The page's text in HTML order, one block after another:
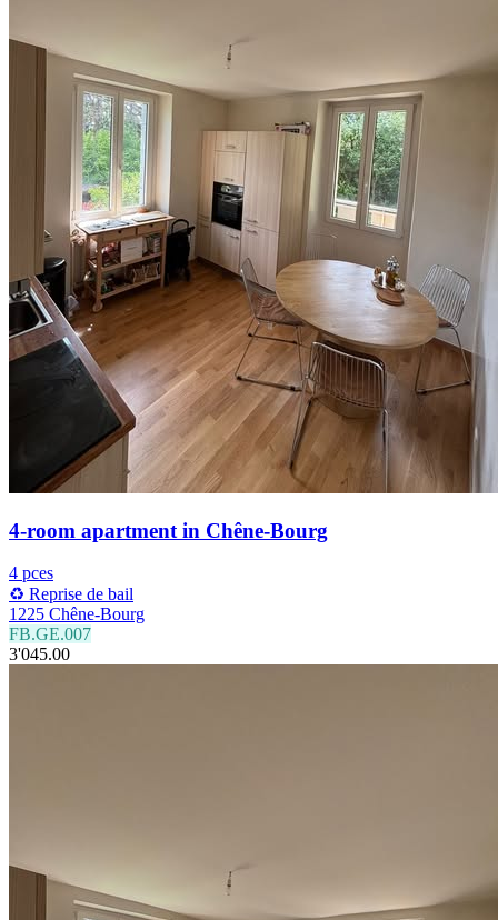
4-room apartment in Chêne-Bourg
4 pces
♻️ Reprise de bail
1225 Chêne-Bourg
FB.GE.007
3'045.00